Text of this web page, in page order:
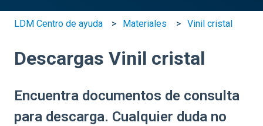
LDM Centro de ayuda Materiales Vinil cristal
Descargas Vinil cristal
Encuentra documentos de consulta
para descarga. Cualquier duda no